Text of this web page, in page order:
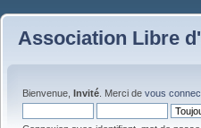
Association Libre
Bienvenue, Invité . Merci de vous